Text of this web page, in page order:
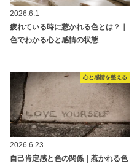
2026.6.1
疲れている時に惹かれる色とは？｜
色でわかる心と感情の状態
心と感情を整える
2026.6.23
自己肯定感と色の関係｜惹かれる色